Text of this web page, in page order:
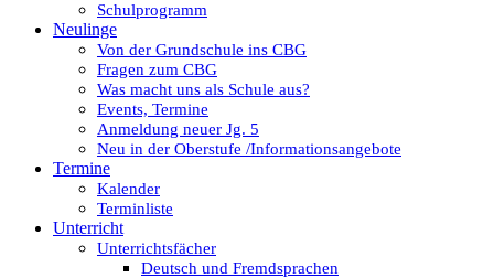
Schulprogramm
Neulinge
Von der Grundschule ins CBG
Fragen zum CBG
Was macht uns als Schule aus?
Events, Termine
Anmeldung neuer Jg. 5
Neu in der Oberstufe /Informationsangebote
Termine
Kalender
Terminliste
Unterricht
Unterrichtsfächer
Deutsch und Fremdsprachen